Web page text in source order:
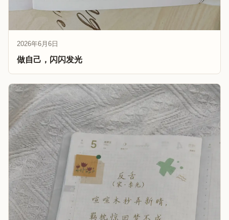
2026年6月6日
做自己，闪闪发光